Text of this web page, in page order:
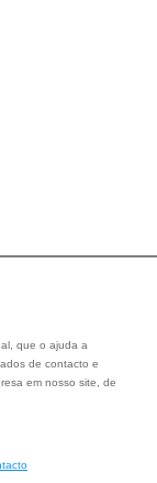
que o ajuda a
de contacto e
em nosso site, de